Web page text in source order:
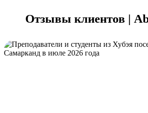
Отзывы клиентов |